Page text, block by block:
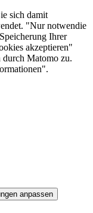
sich damit
"Nur notwendie
Ihrer
akzeptieren"
durch Matomo zu.
anpassen